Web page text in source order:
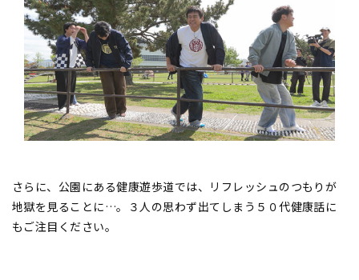
さらに、公園にある健康遊歩道では、リフレッシュのつもりが
地獄を見ることに…。３人の思わず出てしまう５０代健康話に
もご注目ください。